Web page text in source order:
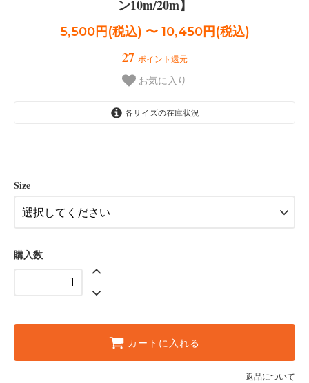
ン10m/20m】
5,500円(税込) 〜 10,450円(税込)
27 ポイント還元
お気に入り
各サイズの在庫状況
Size
購入数
カートに入れる
返品について